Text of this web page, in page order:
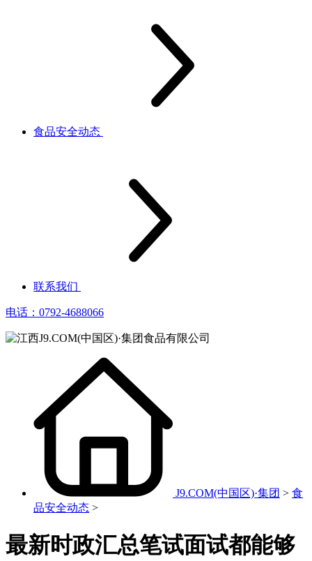
食品安全动态
联系我们
电话：0792-4688066
J9.COM(中国区)·集团 > 食
品安全动态 >
最新时政汇总笔试面试都能够